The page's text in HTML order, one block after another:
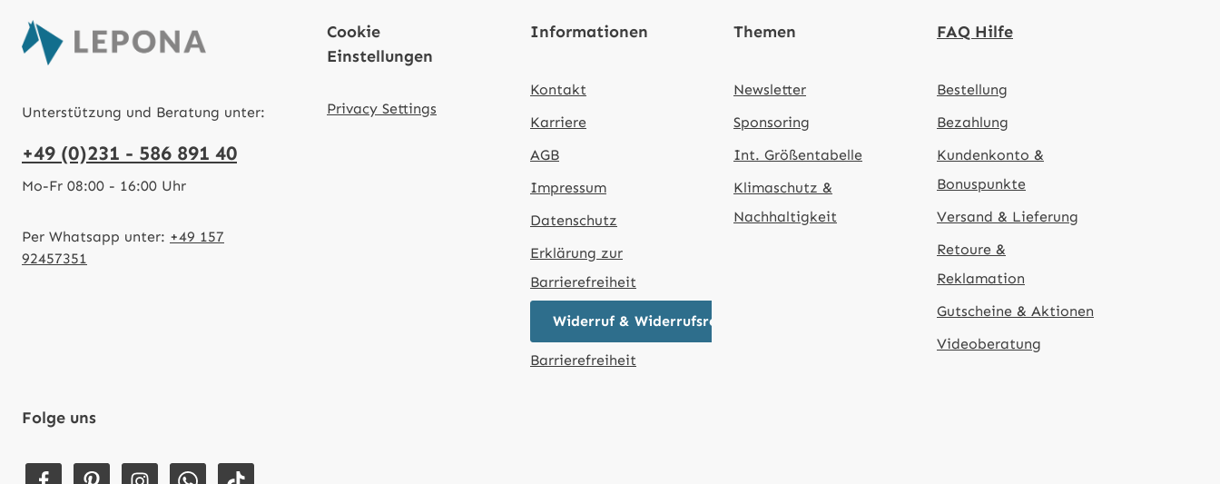
Unterstützung und Beratung unter:
+49 (0)231 - 586 891 40
Mo-Fr 08:00 - 16:00 Uhr
Per Whatsapp unter: +49 157
92457351
Cookie
Einstellungen
Privacy Settings
Informationen
Kontakt
Karriere
AGB
Impressum
Datenschutz
Erklärung zur
Barrierefreiheit
Widerruf & Widerrufsrecht
Barrierefreiheit
Themen
Newsletter
Sponsoring
Int. Größentabelle
Klimaschutz &
Nachhaltigkeit
FAQ Hilfe
Bestellung
Bezahlung
Kundenkonto &
Bonuspunkte
Versand & Lieferung
Retoure &
Reklamation
Gutscheine & Aktionen
Videoberatung
Folge uns